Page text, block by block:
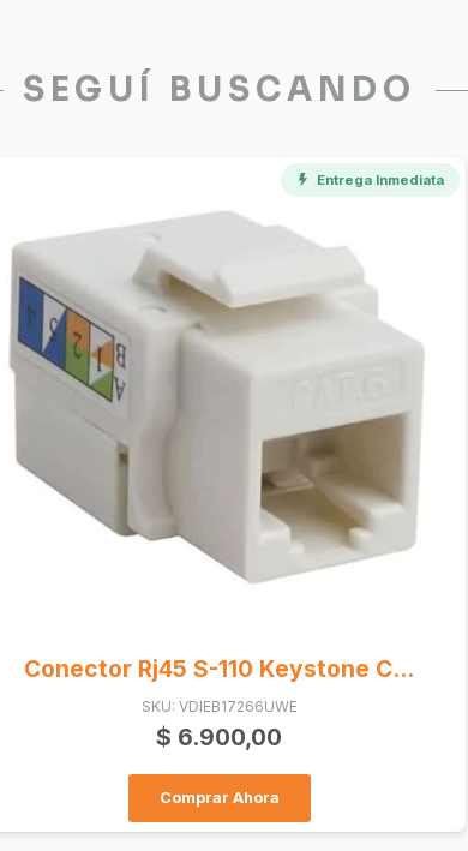
SEGUÍ BUSCANDO
Entrega Inmediata
Conector Rj45 Cat5E Utp Keyst ...
SKU: VDIB17365UBK
$ 5.000,00
Comprar Ahora